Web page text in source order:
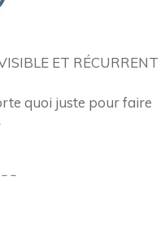
ET RÉCURRENT
quoi juste pour faire